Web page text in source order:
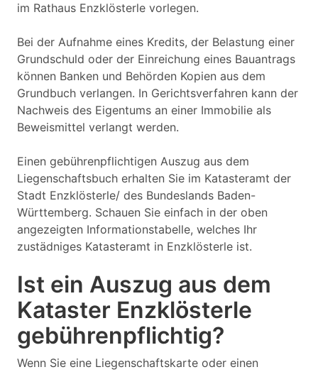
im Rathaus Enzklösterle vorlegen.
Bei der Aufnahme eines Kredits, der Belastung einer
Grundschuld oder der Einreichung eines Bauantrags
können Banken und Behörden Kopien aus dem
Grundbuch verlangen. In Gerichtsverfahren kann der
Nachweis des Eigentums an einer Immobilie als
Beweismittel verlangt werden.
Einen gebührenpflichtigen Auszug aus dem
Liegenschaftsbuch erhalten Sie im Katasteramt der
Stadt Enzklösterle/ des Bundeslands Baden-
Württemberg. Schauen Sie einfach in der oben
angezeigten Informationstabelle, welches Ihr
zustädniges Katasteramt in Enzklösterle ist.
Ist ein Auszug aus dem
Kataster Enzklösterle
gebührenpflichtig?
Wenn Sie eine Liegenschaftskarte oder einen